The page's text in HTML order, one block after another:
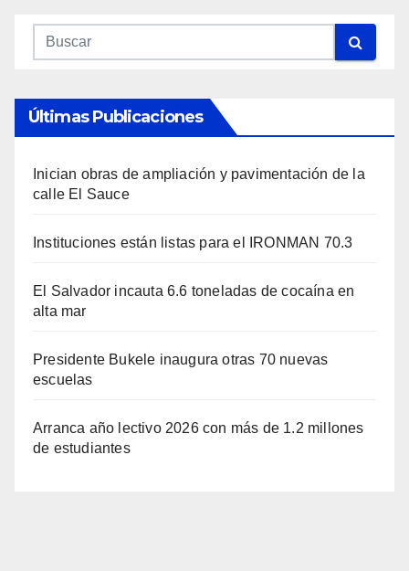
Últimas Publicaciones
Inician obras de ampliación y pavimentación de la
calle El Sauce
Instituciones están listas para el IRONMAN 70.3
El Salvador incauta 6.6 toneladas de cocaína en
alta mar
Presidente Bukele inaugura otras 70 nuevas
escuelas
Arranca año lectivo 2026 con más de 1.2 millones
de estudiantes